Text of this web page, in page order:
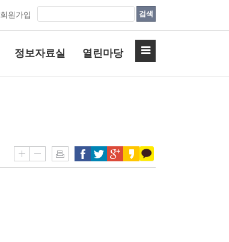
회원가입 검색
정보자료실 열린마당